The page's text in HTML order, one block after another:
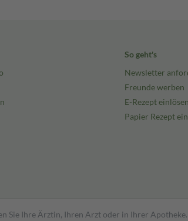
So geht's
Newsletter
Freunde werben
E-Rezept einlösen
Papier Rezept
Sie Ihre Ärztin, Ihren Arzt oder in Ihrer